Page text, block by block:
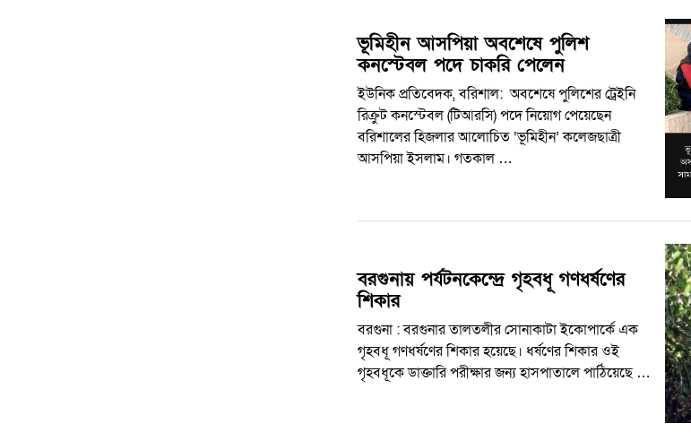
ভূমিহীন আসপিয়া অবশেষে পুলিশ
কনস্টেবল পদে চাকরি পেলেন
ইউনিক প্রতিবেদক, বরিশাল: অবশেষে পুলিশের ট্রেইনি
রিক্রুট কনস্টেবল (টিআরসি) পদে নিয়োগ পেয়েছেন
বরিশালের হিজলার আলোচিত ‘ভূমিহীন’ কলেজছাত্রী
আসপিয়া ইসলাম। গতকাল …
বরগুনায় পর্যটনকেন্দ্রে গৃহবধূ গণধর্ষণের
শিকার
বরগুনা : বরগুনার তালতলীর সোনাকাটা ইকোপার্কে এক
গৃহবধূ গণধর্ষণের শিকার হয়েছে। ধর্ষণের শিকার ওই
গৃহবধূকে ডাক্তারি পরীক্ষার জন্য হাসপাতালে পাঠিয়েছে …